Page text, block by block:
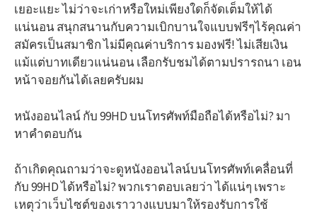
เยอะแยะ ไม่ว่าจะเก่าหรือใหม่เพียงใดก็จัดเต็มให้ได้
แน่นอน สนุกสนานกับความเบิกบานใจแบบฟรีๆไร้คุณค่า
สมัครเป็นสมาชิก ไม่มีคุณค่าบริการ มองฟรี! ไม่เสียเงิน
แม้แต่บาทเดียวแน่นอน เลือกรับชมได้ตามปรารถนา เอน
หน้าจอยกันได้เลยครับผม
หนังออนไลน์ กับ 99HD บนโทรศัพท์มือถือได้หรือไม่? มา
หาคำตอบกัน
ถ้าเกิดคุณถามว่าจะดูหนังออนไลน์บนโทรศัพท์เคลื่อนที่
กับ 99HD ได้หรือไม่? พวกเราตอบเลยว่า ได้แน่ๆ เพราะ
เหตุว่าเว็บไซต์ของเราวางแบบมาให้รองรับการใช้